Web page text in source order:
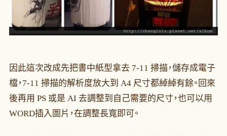
因此這次改成先把書中紙型拿去 7-11 掃描，儲存成電子
檔，7-11 掃描的解析度放大到 A4 尺寸都綽綽有餘。回來
後再用 PS 或是 AI 去調整到自己需要的尺寸，也可以用
WORD插入圖片，在調整長寬即可。